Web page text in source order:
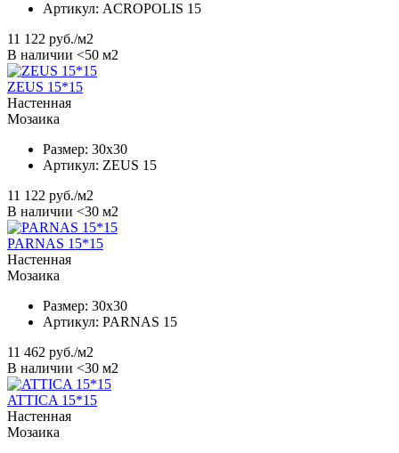
Артикул: ACROPOLIS 15
11 122 руб./м2
В наличии <50 м2
ZEUS 15*15
Настенная
Мозаика
Размер: 30x30
Артикул: ZEUS 15
11 122 руб./м2
В наличии <30 м2
PARNAS 15*15
Настенная
Мозаика
Размер: 30x30
Артикул: PARNAS 15
11 462 руб./м2
В наличии <30 м2
ATTICA 15*15
Настенная
Мозаика